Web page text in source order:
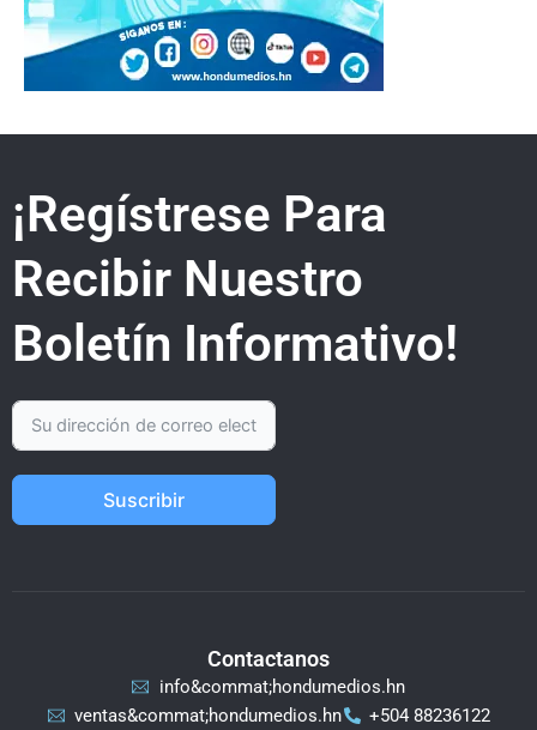
¡Regístrese Para
Recibir Nuestro
Boletín Informativo!
Suscribir
Contactanos
info&commat;hondumedios.hn
ventas&commat;hondumedios.hn
+504 88236122